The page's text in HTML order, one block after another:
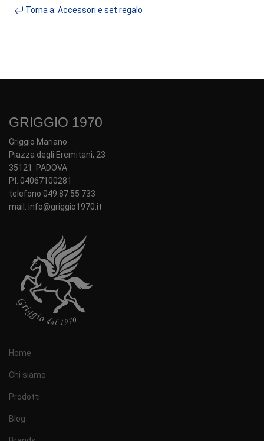
Torna a: Accessori e set regalo
GRIGGIO 1970
Griggio Mariano
Piazza degli Eremitani, 23
35121 PADOVA
P.I. 04067100281
telefono 049 87 55 733
mail: info@griggio1970.it
Home
Chi siamo
Prodotti
Blog